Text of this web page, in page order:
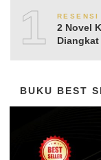
10RESENSI
2 Novel
BUKU BEST